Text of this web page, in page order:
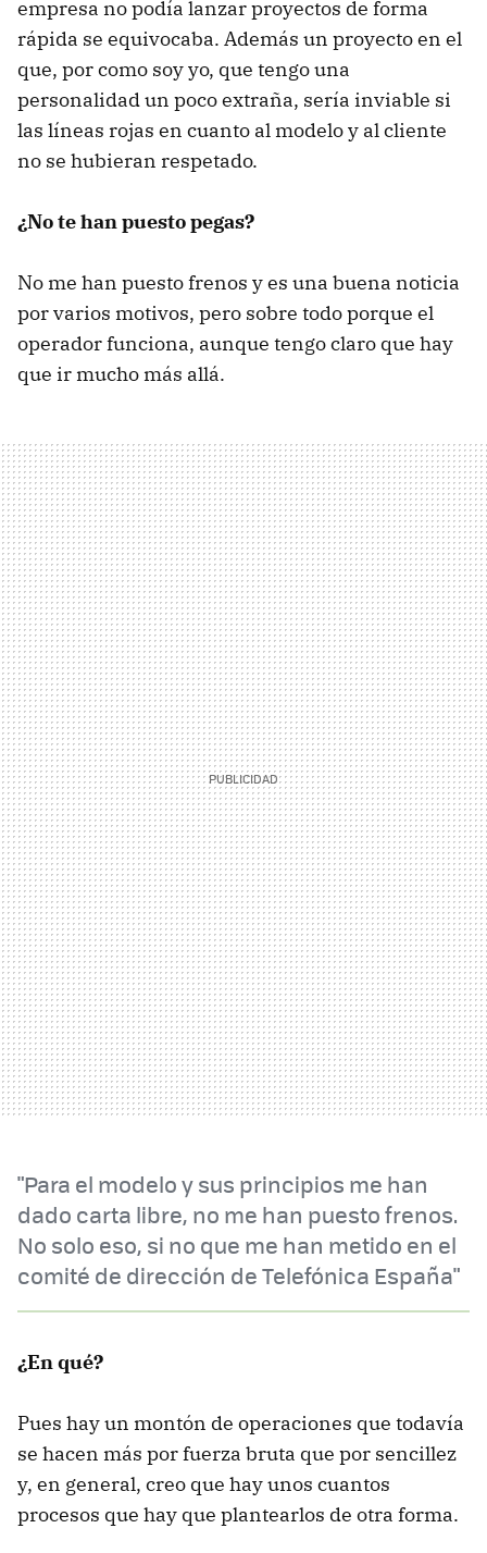
empresa no podía lanzar proyectos de forma
rápida se equivocaba. Además un proyecto en el
que, por como soy yo, que tengo una
personalidad un poco extraña, sería inviable si
las líneas rojas en cuanto al modelo y al cliente
no se hubieran respetado.
¿No te han puesto pegas?
No me han puesto frenos y es una buena noticia
por varios motivos, pero sobre todo porque el
operador funciona, aunque tengo claro que hay
que ir mucho más allá.
"Para el modelo y sus principios me han
dado carta libre, no me han puesto frenos.
No solo eso, si no que me han metido en el
comité de dirección de Telefónica España"
¿En qué?
Pues hay un montón de operaciones que todavía
se hacen más por fuerza bruta que por sencillez
y, en general, creo que hay unos cuantos
procesos que hay que plantearlos de otra forma.